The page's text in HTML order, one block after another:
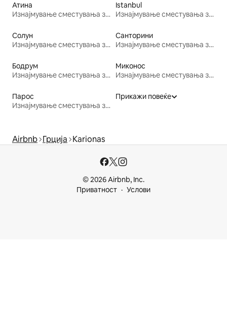
Атина
Изнајмување сместувања за одмор
Istanbul
Изнајмување сместувања за одмор
Солун
Изнајмување сместувања за одмор
Санторини
Изнајмување сместувања за одмор
Бодрум
Изнајмување сместувања за одмор
Миконос
Изнајмување сместувања за одмор
Парос
Изнајмување сместувања за одмор
Прикажи повеќе
Airbnb Грција Karionas
© 2026 Airbnb, Inc.
Приватност
Услови